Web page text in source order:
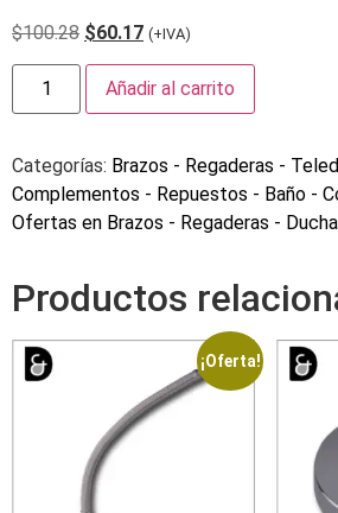
$100.28 $60.17 (+IVA)
Añadir al carrito
Categorías: Brazos - Regaderas -
Complementos - Repuestos - Baño -
Ofertas en Brazos - Regaderas -
Productos
¡Oferta!